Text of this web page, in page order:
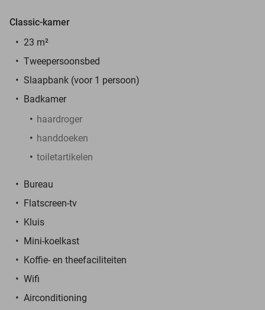
Classic-kamer
23 m²
Tweepersoonsbed
Slaapbank (voor 1 persoon)
Badkamer
haardroger
handdoeken
toiletartikelen
Bureau
Flatscreen-tv
Kluis
Mini-koelkast
Koffie- en theefaciliteiten
Wifi
Airconditioning